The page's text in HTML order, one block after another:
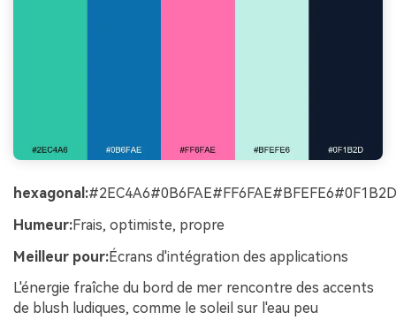
hexagonal:#2EC4A6#0B6FAE#FF6FAE#BFEFE6#0F1B2D
Humeur:Frais, optimiste, propre
Meilleur pour:Écrans d'intégration des applications
L'énergie fraîche du bord de mer rencontre des accents
de blush ludiques, comme le soleil sur l'eau peu